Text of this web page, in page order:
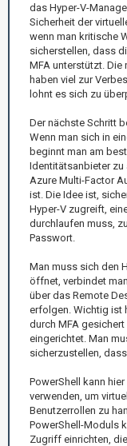
das Hyper-V-
Sicherheit der
wenn man kritische
sicherstellen, dass
MFA unterstützt. Die
haben viel zur
lohnt es sich zu
Der nächste Schritt
Wenn man sich in
beginnt man am
Identitätsanbieter zu
Azure Multi-Factor
ist. Die Idee ist,
Hyper-V zugreift,
durchlaufen muss,
Passwort.
Man muss sich den
öffnet, verbindet
über das Remote
erfolgen. Wichtig ist
durch MFA
eingerichtet. Man
sicherzustellen,
PowerShell kann
verwenden, um
Benutzerrollen zu
PowerShell-Moduls
Zugriff einrichten,